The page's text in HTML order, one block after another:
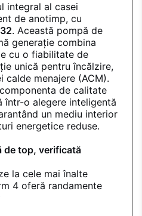
integral al casei
de anotimp, cu
. Această pompă de
generație combina
cu o fiabilitate de
unică pentru încălzire,
calde menajere (ACM).
de calitate
într-o alegere inteligentă
un mediu interior
energetice reduse.
de top, verificată
la cele mai înalte
4 oferă randamente